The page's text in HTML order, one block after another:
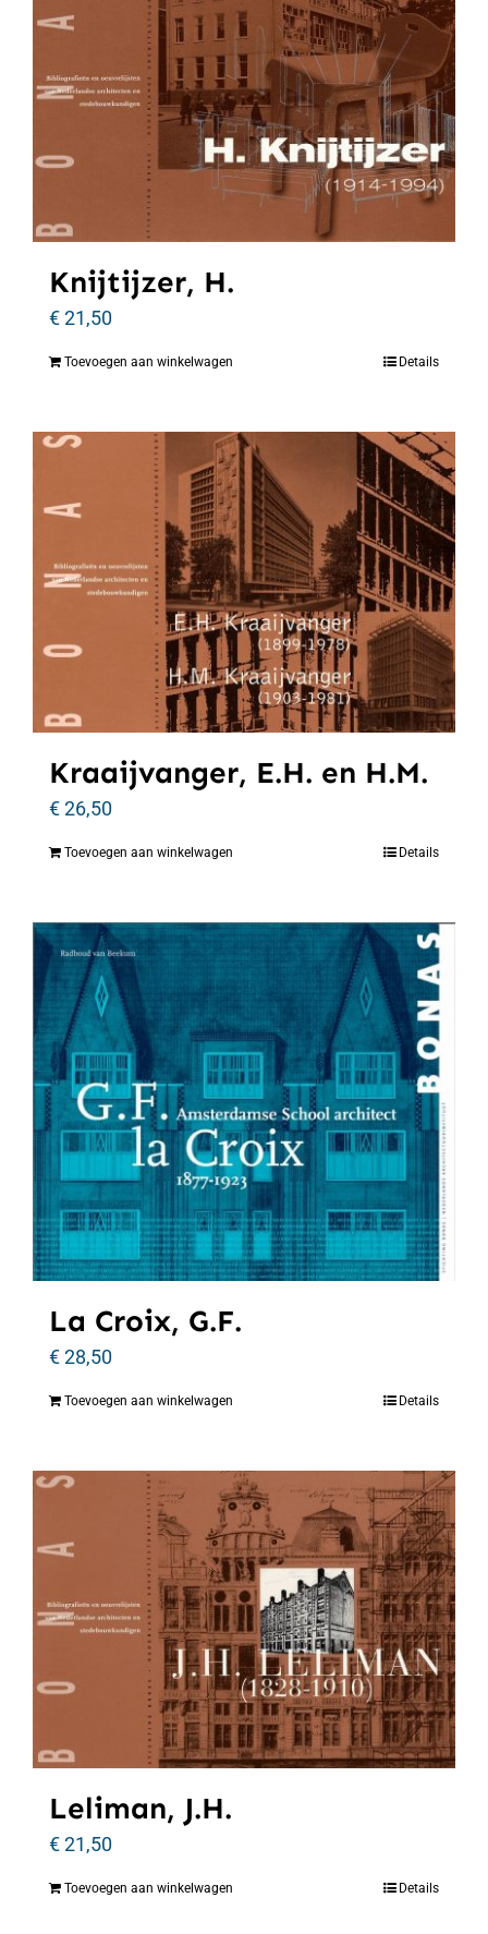
Knijtijzer, H.
€21,50
Toevoegen aan winkelwagen Details
Kraaijvanger, E.H. en H.M.
€26,50
Toevoegen aan winkelwagen Details
La Croix, G.F.
€28,50
Toevoegen aan winkelwagen Details
Leliman, J.H.
€21,50
Toevoegen aan winkelwagen Details